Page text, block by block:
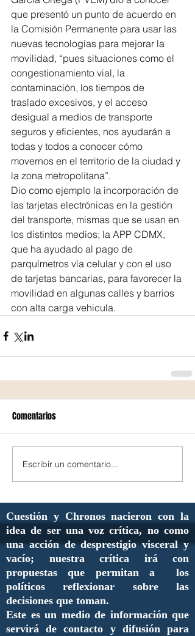
que presentó un punto de acuerdo en
la Comisión Permanente para usar las
nuevas tecnologías para mejorar la
movilidad, “pues situaciones como el
congestionamiento vial, la
contaminación, los tiempos de
traslado excesivos, y el acceso
desigual a medios de transporte
seguros y eficientes, nos ayudarán a
todas y todos a conocer cómo
movernos en el territorio de la ciudad y
la zona metropolitana”.
Dio como ejemplo la incorporación de
las tarjetas electrónicas en la gestión
del transporte, mismas que se usan en
los distintos medios; la APP CDMX,
que ha ayudado al pago de
parquímetros vía celular y con el uso
de tarjetas bancarias, para favorecer la
movilidad en algunas calles y barrios
con alta carga vehicula.
Comentarios
Escribir un comentario...
Cuestión y Chronos nacieron con la
idea de ser una voz crítica, no como
una acción de desprestigio visceral y
vacío; nuestra crítica irá con
propuestas que permitan a los
políticos reflexionar sobre las
decisiones que toman.
Este es un medio de información que
servirá de contacto y difusión para